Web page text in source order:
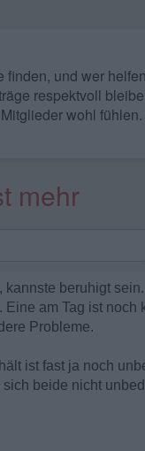
und wer
respektvoll
wohl
mehr
beruhigt
am Tag ist
Probleme.
ist fast ja noch
beide nicht